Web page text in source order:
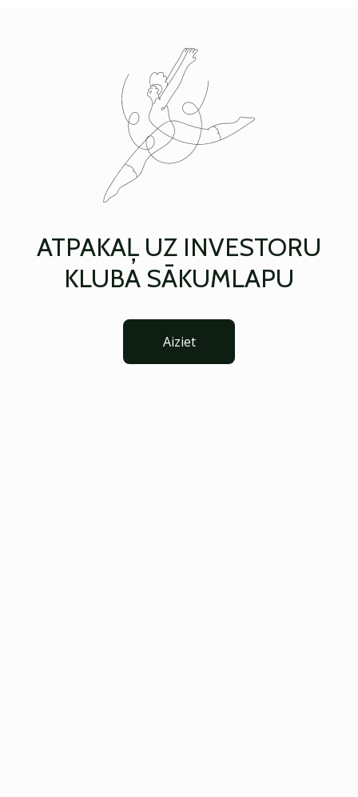
ATPAKAĻ UZ INVESTORU
KLUBA SĀKUMLAPU
Aiziet